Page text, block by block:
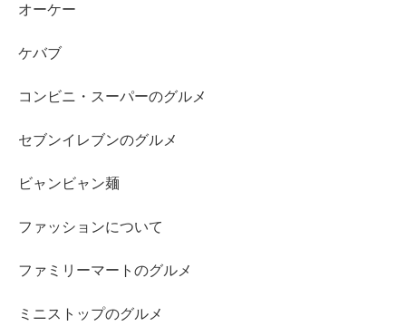
オーケー
ケバブ
コンビニ・スーパーのグルメ
セブンイレブンのグルメ
ビャンビャン麺
ファッションについて
ファミリーマートのグルメ
ミニストップのグルメ